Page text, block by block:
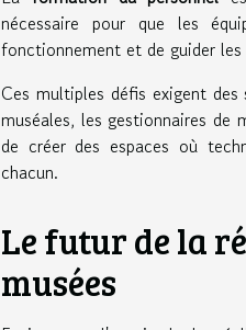
nécessaire pour que les
fonctionnement et de guider
Ces multiples défis exigent
muséales, les gestionnaires
de créer des espaces où
chacun.
Le futur de la
musées